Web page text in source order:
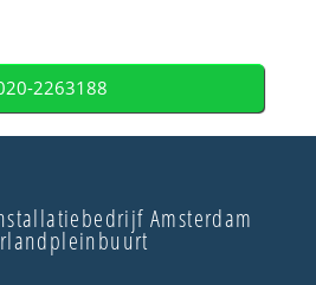
2263188
Amsterdam